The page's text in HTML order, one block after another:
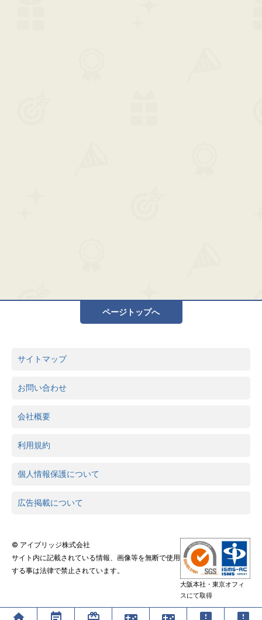
ページトップへ
サイトマップ
お問い合わせ
会社概要
利用規約
個人情報保護について
広告掲載について
© アイブリッジ株式会社
サイト内に記載されている情報、画像等を無断で使用
する事は法律で禁止されています。
大阪本社・東京オフィ
スにて取得